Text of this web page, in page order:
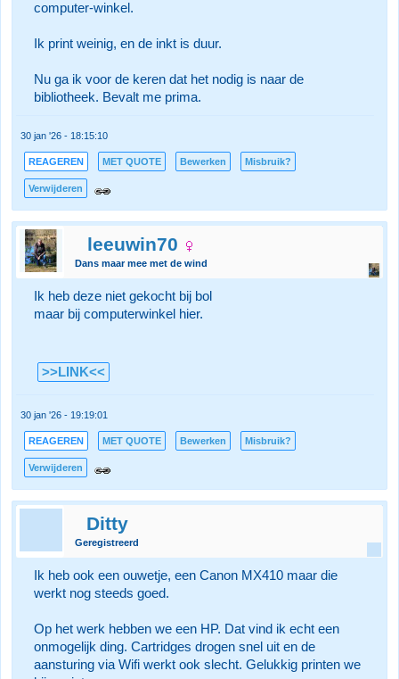
computer-winkel.
Ik print weinig, en de inkt is duur.
Nu ga ik voor de keren dat het nodig is naar de
bibliotheek. Bevalt me prima.
30 jan '26 - 18:15:10
REAGEREN MET QUOTE Bewerken Misbruik?
Verwijderen
leeuwin70
Dans maar mee met de wind
Ik heb deze niet gekocht bij bol
maar bij computerwinkel hier.
>>LINK<<
30 jan '26 - 19:19:01
REAGEREN MET QUOTE Bewerken Misbruik?
Verwijderen
Ditty
Geregistreerd
Ik heb ook een ouwetje, een Canon MX410 maar die
werkt nog steeds goed.
Op het werk hebben we een HP. Dat vind ik echt een
onmogelijk ding. Cartridges drogen snel uit en de
aansturing via Wifi werkt ook slecht. Gelukkig printen we